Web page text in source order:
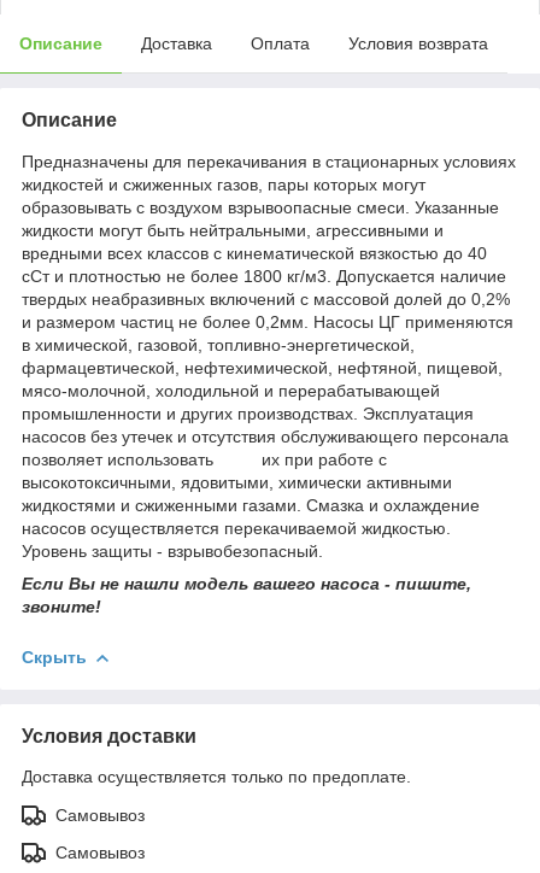
Описание Доставка Оплата Условия возврата
Описание
Предназначены для перекачивания в стационарных условиях
жидкостей и сжиженных газов, пары которых могут
образовывать с воздухом взрывоопасные смеси. Указанные
жидкости могут быть нейтральными, агрессивными и
вредными всех классов с кинематической вязкостью до 40
сСт и плотностью не более 1800 кг/м3. Допускается наличие
твердых неабразивных включений с массовой долей до 0,2%
и размером частиц не более 0,2мм. Насосы ЦГ применяются
в химической, газовой, топливно-энергетической,
фармацевтической, нефтехимической, нефтяной, пищевой,
мясо-молочной, холодильной и перерабатывающей
промышленности и других производствах. Эксплуатация
насосов без утечек и отсутствия обслуживающего персонала
позволяет использовать их при работе с
высокотоксичными, ядовитыми, химически активными
жидкостями и сжиженными газами. Смазка и охлаждение
насосов осуществляется перекачиваемой жидкостью.
Уровень защиты - взрывобезопасный.
Если Вы не нашли модель вашего насоса - пишите,
звоните!
Скрыть
Условия доставки
Доставка осуществляется только по предоплате.
Самовывоз
Самовывоз